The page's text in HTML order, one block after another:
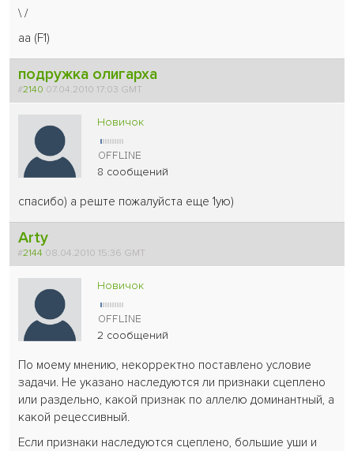
\ /
аа (F1)
подружка олигарха
#2140 07.04.2010 17:03 GMT
Новичок
8 сообщений
спасибо) а реште пожалуйста еще 1ую)
Arty
#2144 08.04.2010 15:36 GMT
Новичок
2 сообщений
По моему мнению, некорректно поставлено условие
задачи. Не указано наследуются ли признаки сцеплено
или раздельно, какой признак по аллелю доминантный, а
какой рецессивный.
Если признаки наследуются сцеплено, большие уши и